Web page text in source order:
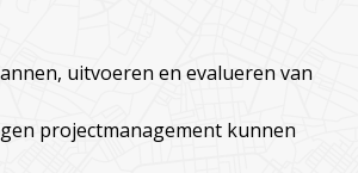
uitvoeren en evalueren van
projectmanagement kunnen